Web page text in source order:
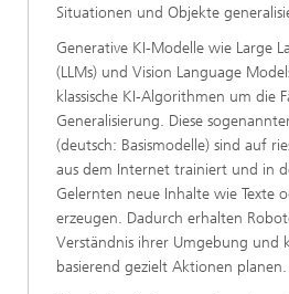
Situationen und Objekte
Generative KI-Modelle wie Large
(LLMs) und Vision Language
klassische KI-Algorithmen um die
Generalisierung. Diese
(deutsch: Basismodelle) sind auf
aus dem Internet trainiert und in
Gelernten neue Inhalte wie Texte
erzeugen. Dadurch erhalten
Verständnis ihrer Umgebung und
basierend gezielt Aktionen planen.